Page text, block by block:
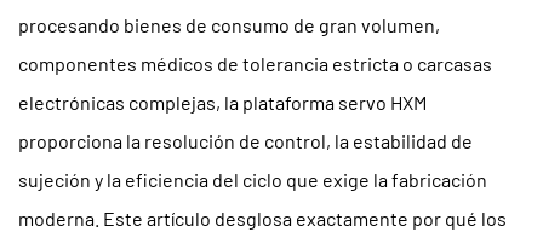
procesando bienes de consumo de gran volumen,
componentes médicos de tolerancia estricta o carcasas
electrónicas complejas, la plataforma servo HXM
proporciona la resolución de control, la estabilidad de
sujeción y la eficiencia del ciclo que exige la fabricación
moderna. Este artículo desglosa exactamente por qué los